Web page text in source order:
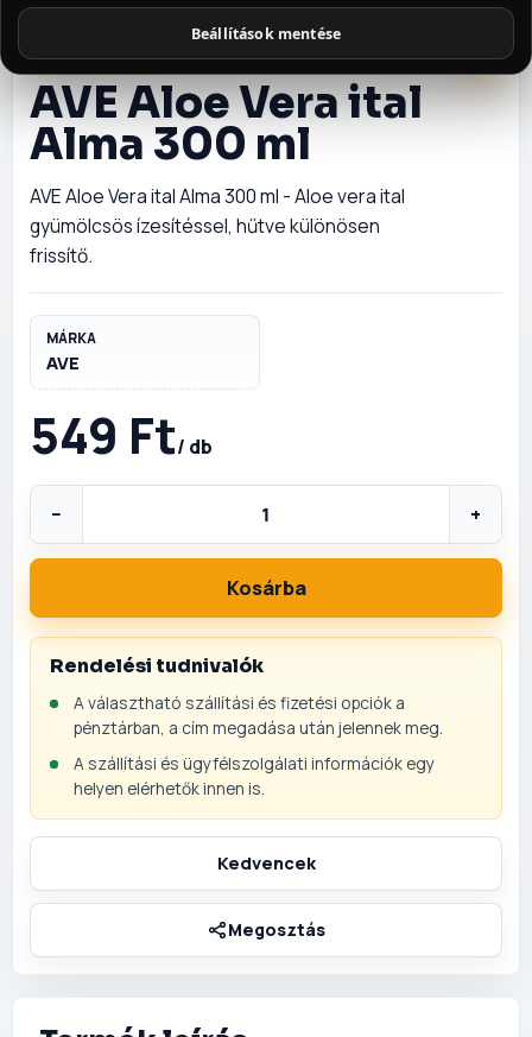
Illatosítók és
háztartás
Csomagajánlatok
GYÜMÖLCSITALOK
AVE Aloe Vera ital
Alma 300 ml
AVE Aloe Vera ital Alma 300 ml - Aloe vera ital
gyümölcsös ízesítéssel, hűtve különösen
frissítő.
MÁRKA
AVE
549 Ft/ db
− +
Kosárba
Rendelési tudnivalók
A választható szállítási és fizetési opciók a
pénztárban, a cím megadása után jelennek meg.
A szállítási és ügyfélszolgálati információk egy
helyen elérhetők innen is.
Beállítások mentése